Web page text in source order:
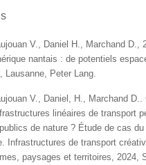
V., Daniel H., Marchand D.,
nantais : de potentiels
Lausanne, Peter Lang.
V., Daniel, H., Marchand D..
linéaires de transport
de nature ? Étude de cas du
Infrastructures de transport
paysages et territoires, 2024,